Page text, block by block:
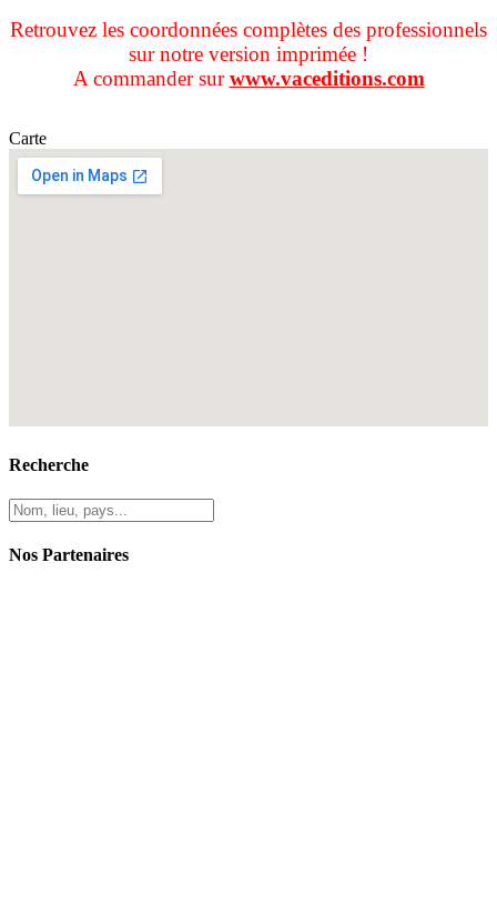
Retrouvez les coordonnées complètes des professionnels
sur notre version imprimée !
A commander surwww.vaceditions.com
Carte
Recherche
Nos Partenaires